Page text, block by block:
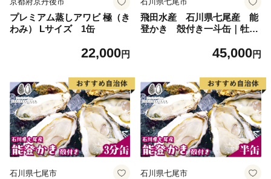
プレミアム蒸しアワビ 極（き
わみ） Lサイズ 1缶
22,000円
飛田水産 石川県七尾産 能
登かき 殻付き一斗缶｜牡
キ 能登の里山里海 石川県七
45,000円
石川県七尾市 石川県七尾市